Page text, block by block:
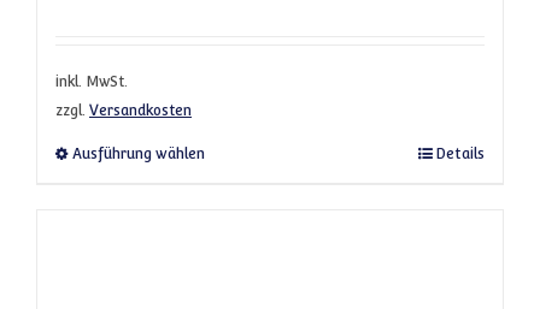
inkl. MwSt.
zzgl. Versandkosten
Ausführung wählen Dieses Produkt weist mehrere Varianten
Details